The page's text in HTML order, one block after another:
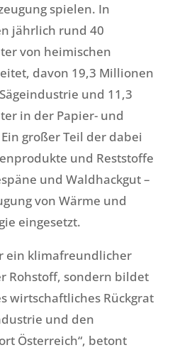
spielen. In
jährlich rund 40
von heimischen
davon 19,3 Millionen
und 11,3
in der Papier- und
großer Teil der dabei
und Reststoffe
und Waldhackgut –
von Wärme und
eingesetzt.
ein klimafreundlicher
Rohstoff, sondern bildet
wirtschaftliches Rückgrat
und den
Österreich“, betont